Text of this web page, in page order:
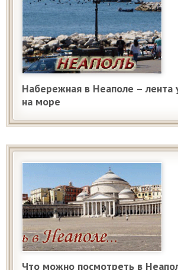
Набережная в Неаполе – лента
на море
Что можно посмотреть в